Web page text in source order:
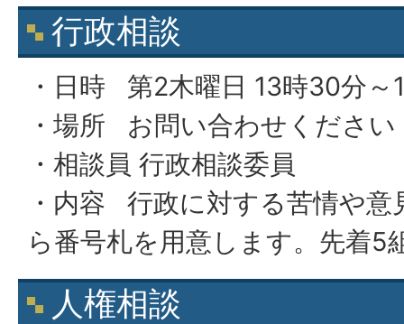
行政相談
・日時 第2木曜日 13時30分～
・場所 お問い合わせください
・相談員 行政相談委員
・内容 行政に対する苦情や意
ら番号札を用意します。先着5
人権相談